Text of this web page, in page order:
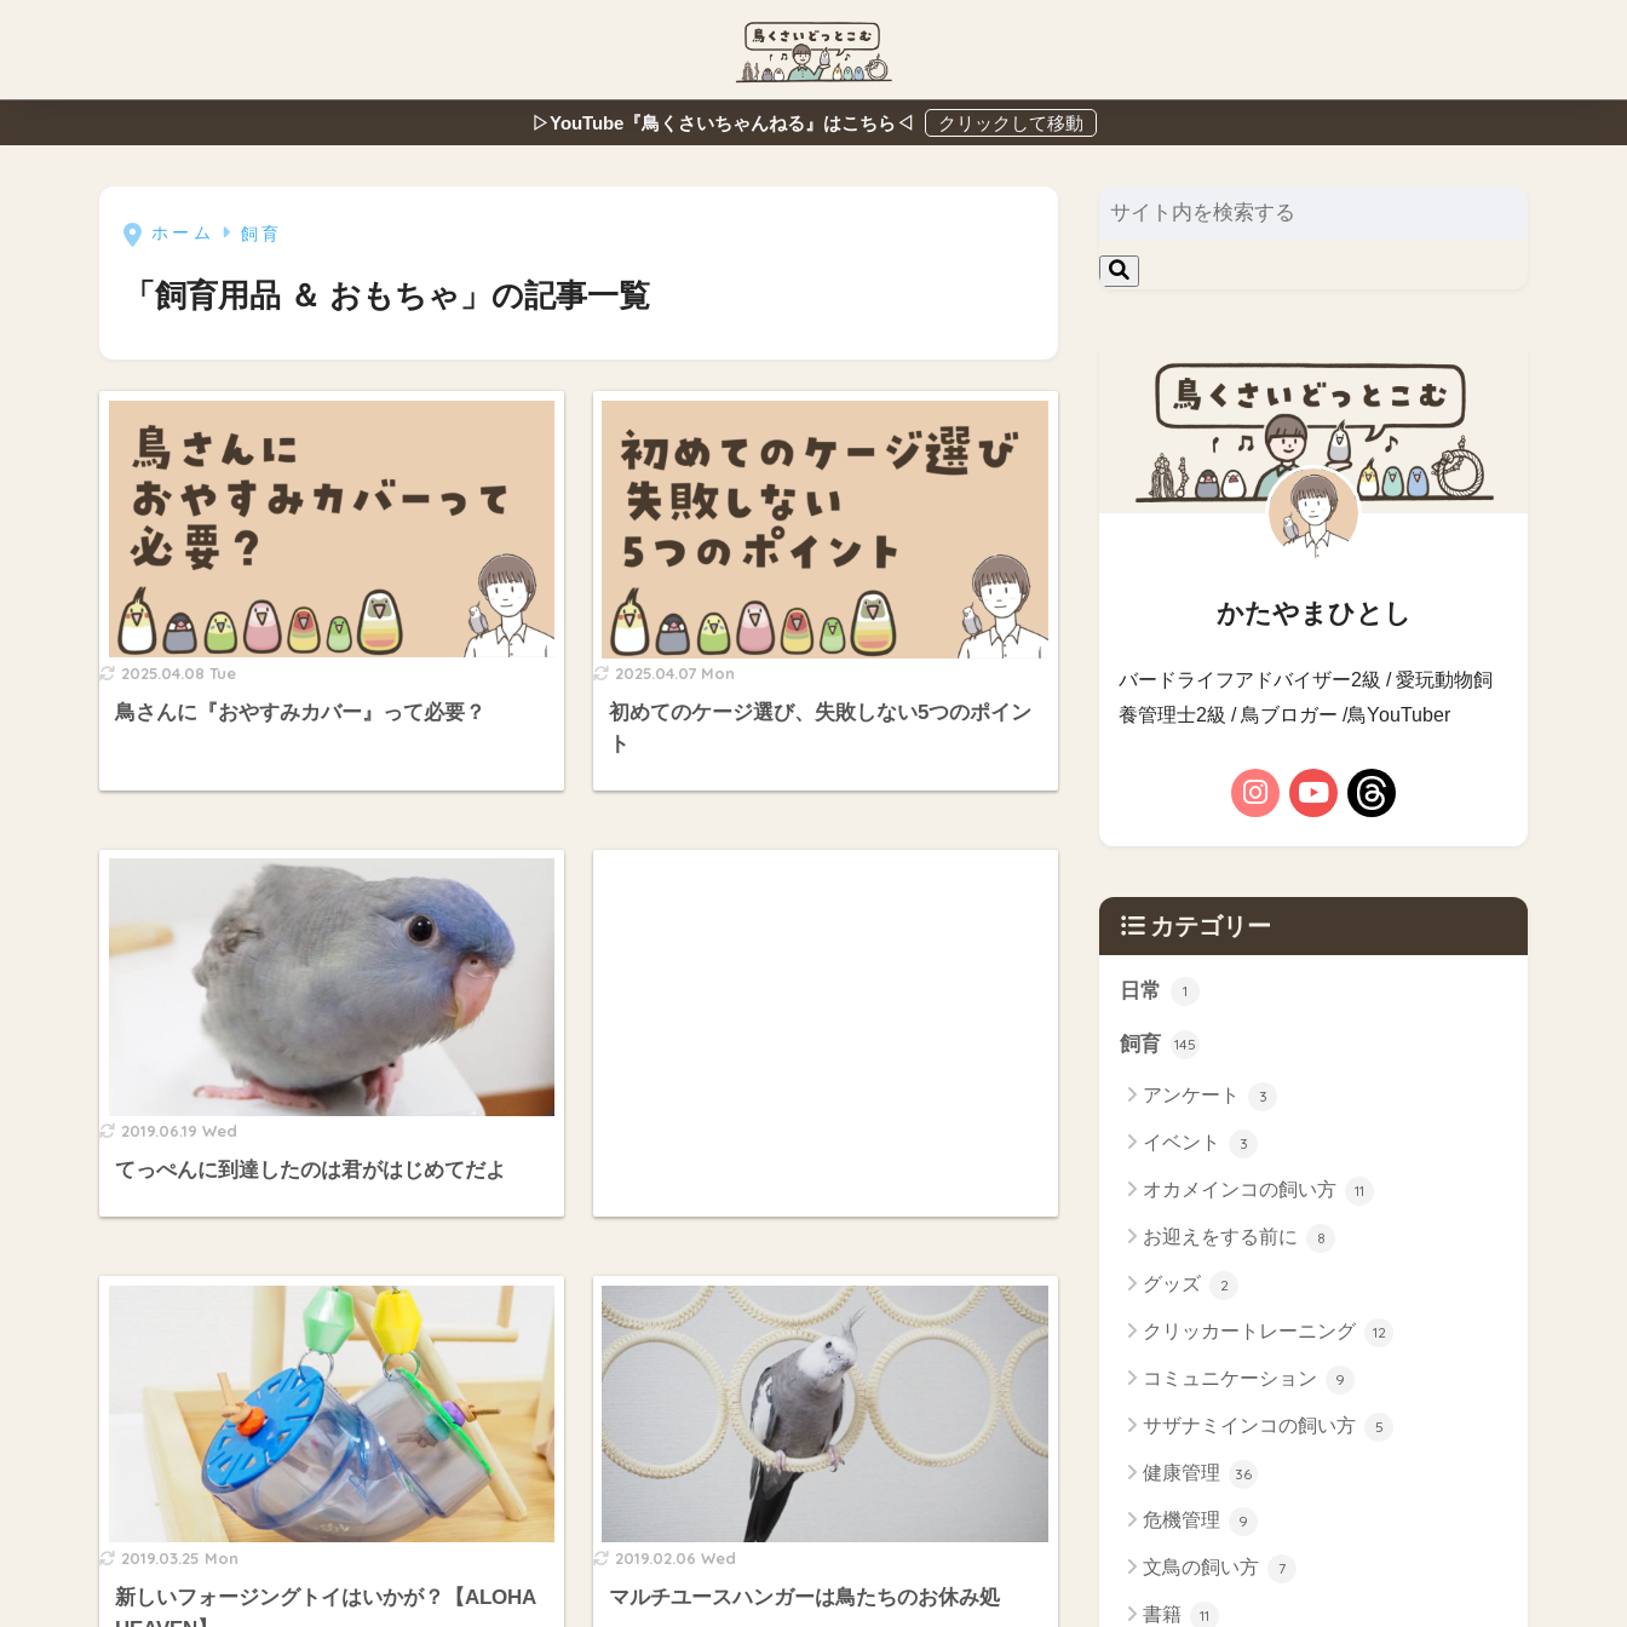
▷YouTube『鳥くさいちゃんねる』はこちら◁
ホーム 飼育
「飼育用品 ＆ おもちゃ」の記事一覧
2025.04.08 Tue
鳥さんに『おやすみカバー』って必要？
2025.04.07 Mon
初めてのケージ選び、失敗しない5つのポイン
ト
2019.06.19 Wed
てっぺんに到達したのは君がはじめてだよ
2019.03.25 Mon
新しいフォージングトイはいかが？【ALOHA
2019.02.06 Wed
マルチユースハンガーは鳥たちのお休み処
かたやまひとし
バードライフアドバイザー2級 / 愛玩動物飼
養管理士2級 / 鳥ブロガー /鳥YouTuber
カテゴリー
日常 1
飼育 145
アンケート 3
イベント 3
オカメインコの飼い方 11
お迎えをする前に 8
グッズ 2
クリッカートレーニング 12
コミュニケーション 9
サザナミインコの飼い方 5
健康管理 36
危機管理 9
文鳥の飼い方 7
書籍 11